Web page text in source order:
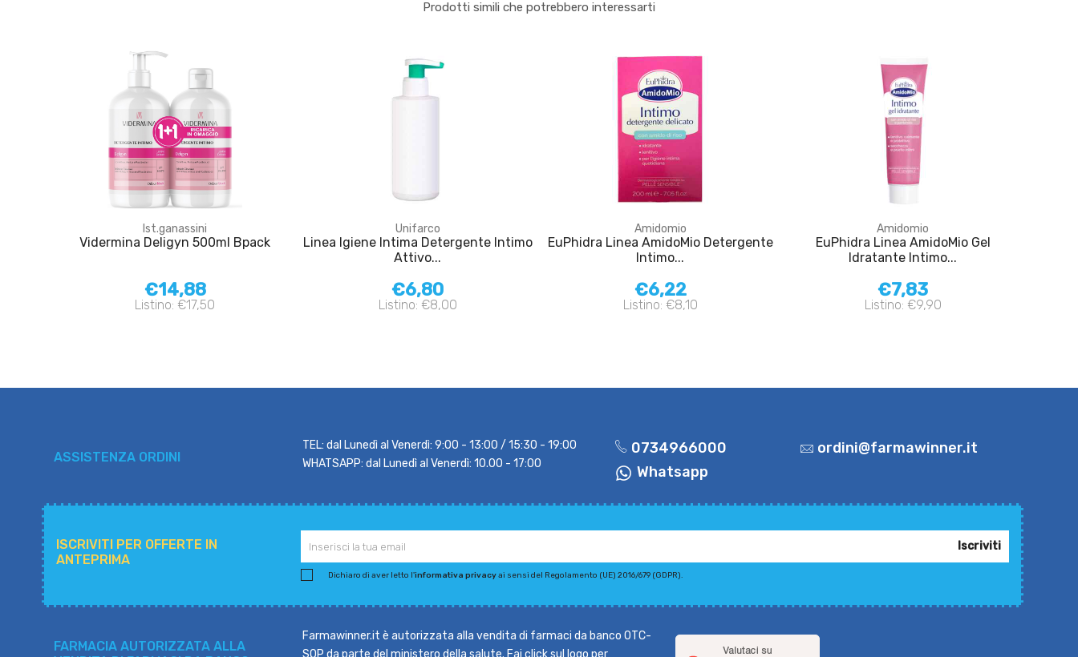
Prodotti simili che potrebbero interessarti
Ist.ganassini
Vidermina Deligyn 500ml Bpack
€14,88
Listino: €17,50
Unifarco
Linea Igiene Intima Detergente Intimo
Attivo...
€6,80
Listino: €8,00
Amidomio
EuPhidra Linea AmidoMio Detergente
Intimo...
€6,22
Listino: €8,10
Amidomio
EuPhidra Linea AmidoMio Gel
Idratante Intimo...
€7,83
Listino: €9,90
ASSISTENZA ORDINI
TEL: dal Lunedì al Venerdì: 9:00 - 13:00 / 15:30 - 19:00
WHATSAPP: dal Lunedì al Venerdì: 10.00 - 17:00
0734966000
Whatsapp
ordini@farmawinner.it
ISCRIVITI PER OFFERTE IN
ANTEPRIMA
Iscriviti
Dichiaro di aver letto l'informativa privacyai sensi del Regolamento (UE) 2016/679 (GDPR).
FARMACIA AUTORIZZATA ALLA
Farmawinner.it è autorizzata alla vendita di farmaci da banco OTC-
SOP da parte del ministero della salute. Fai click sul logo per